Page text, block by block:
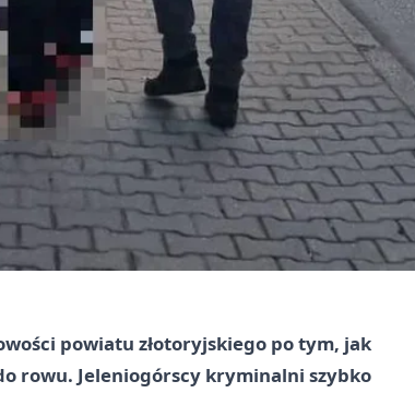
powiatu złotoryjskiego po tym, jak
rowu. Jeleniogórscy kryminalni szybko